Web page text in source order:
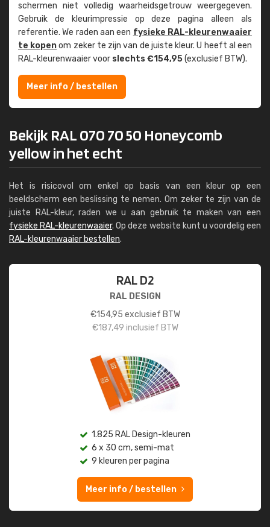
schermen niet volledig waarheids­­getrouw weer­gegeven.
Gebruik de kleur­impressie op deze pagina alleen als
referentie. We raden aan een fysieke RAL-kleuren­waaier
te kopenom zeker te zijn van de juiste kleur. U heeft al een
RAL-kleuren­waaier voor slechts €154,95(exclusief BTW).
Meer info / bestellen
Bekijk RAL 070 70 50 Honeycomb
yellow in het echt
Het is risicovol om enkel op basis van een kleur op een
beeldscherm een beslissing te nemen. Om zeker te zijn van de
juiste RAL-kleur, raden we u aan gebruik te maken van een
fysieke RAL-kleurenwaaier. Op deze website kunt u voordelig een
RAL-kleurenwaaier bestellen.
RAL D2
RAL DESIGN
€154,95 exclusief BTW
€187,49 inclusief BTW
1.825 RAL Design-kleuren
6 x 30 cm, semi-mat
9 kleuren per pagina
Meer info / bestellen